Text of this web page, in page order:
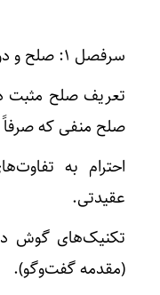
سرفصل ۱: صلح و دوستی (فرهنگ مدارا)
تعریف صلح مثبت
صلح منفی که
احترام به
عقیدتی.
تکنیک‌های گوش
(مقدمه گفت‌وگو).